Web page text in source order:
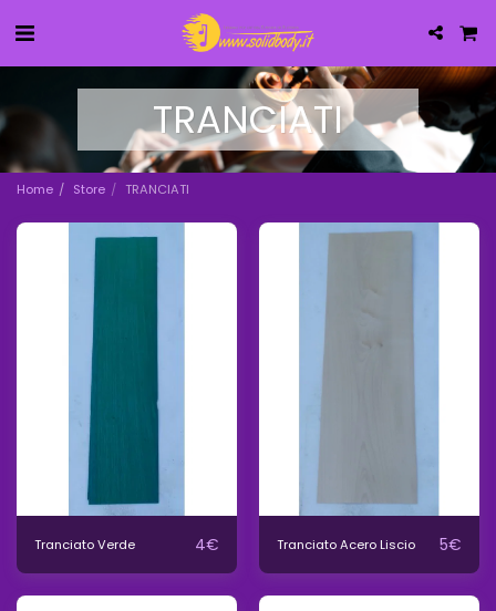
TRANCIATI
Home Store TRANCIATI
Tranciato Verde 4€ Tranciato Acero Liscio 5€